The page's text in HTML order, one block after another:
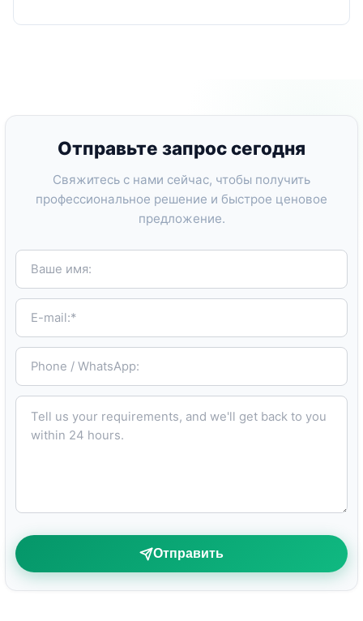
Отправьте запрос сегодня
Свяжитесь с нами сейчас, чтобы получить
профессиональное решение и быстрое ценовое
предложение.
Ваше имя:
E-mail:*
Phone / WhatsApp:
Tell us your requirements, and we'll get back to you within 24 hours.
Отправить